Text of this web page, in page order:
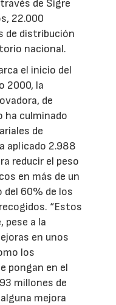
de Sigre
22.000
de distribución
nacional.
el inicio del
2000, la
de
ha culminado
de
aplicado 2.988
reducir el peso
en más de un
60% de los
“Estos
pese a la
en unos
los
pongan en el
millones de
mejora